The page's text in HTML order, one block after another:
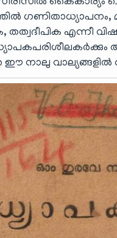
ഗണിതാധ്യാപനം,
തത്വദീപിക എന്നീ
ഈ നാലു വാല്യങ്ങളിൽ